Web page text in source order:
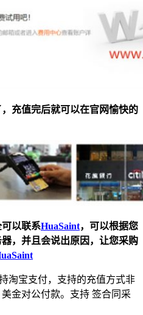
充值完后就可以在官网愉快的
以联系HuaSaint，可以根据您
，并且会说出原因，让您采购
淘宝支付，支持的充值方式非
金对公付款。支持 签合同采